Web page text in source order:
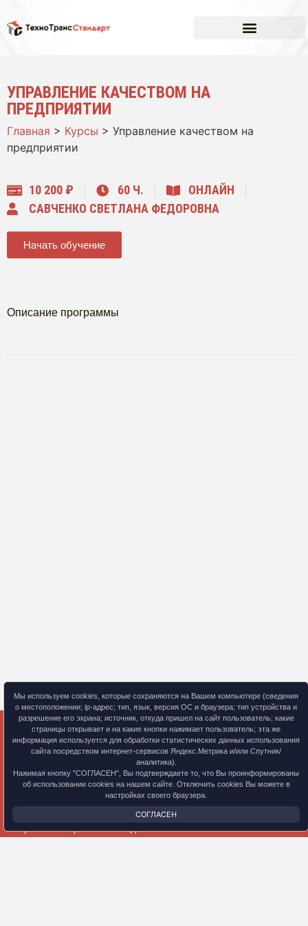
УПРАВЛЕНИЕ КАЧЕСТВОМ НА
ПРЕДПРИЯТИИ
Главная > Курсы > Управление качеством на
предприятии
10 200 ₽ 60 Ч.
ОНЛАЙН
САВЧЕНКО СВЕТЛАНА ФЕДОРОВНА
Начать обучение
Описание программы
© 2024 Учебный центр ООО «ТТС»
+7 (495) 585-79-92
Эл. почта: info@ttstandart.ru
Сведения об образовательной организации
Мы используем cookies, которые сохраняются на Вашем компьютере (сведения
о местоположении; ip-адрес; тип, язык, версия ОС и браузера; тип устройства и
разрешение его экрана; источник, откуда пришел на сайт пользователь; какие
страницы открывает и на какие кнопки нажимает пользователь; эта же
информация используется для обработки статистических данных использования
сайта посредством интернет-сервисов Яндекс.Метрика и/или Спутник/
аналитика).
Нажимая кнопку "СОГЛАСЕН", Вы подтверждаете то, что Вы проинформированы
об использовании cookies на нашем сайте. Отключить cookies Вы можете в
настройках своего браузера.
СОГЛАСЕН